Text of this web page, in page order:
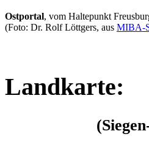
Ostportal, vom Haltepunkt
(Foto: Dr. Rolf Löttgers, aus MIBA-
Landkarte: